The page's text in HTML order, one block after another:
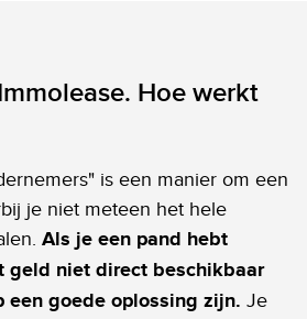
Hoe werkt
is een manier om een
je niet meteen het hele
Als je een pand hebt
geld niet direct beschikbaar
een goede oplossing zijn. Je